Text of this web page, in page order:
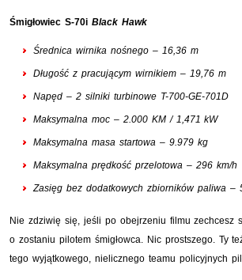
Śmigłowiec S-70i Black Hawk
Średnica wirnika nośnego – 16,36 m
Długość z pracującym wirnikiem – 19,76 m
Napęd – 2 silniki turbinowe T-700-GE-701D
Maksymalna moc – 2.000 KM / 1,471 kW
Maksymalna masa startowa – 9.979 kg
Maksymalna prędkość przelotowa – 296 km/h
Zasięg bez dodatkowych zbiorników paliwa –
Nie zdziwię się, jeśli po obejrzeniu filmu zechcesz
o zostaniu pilotem śmigłowca. Nic prostszego. Ty
tego wyjątkowego, nielicznego teamu policyjnych